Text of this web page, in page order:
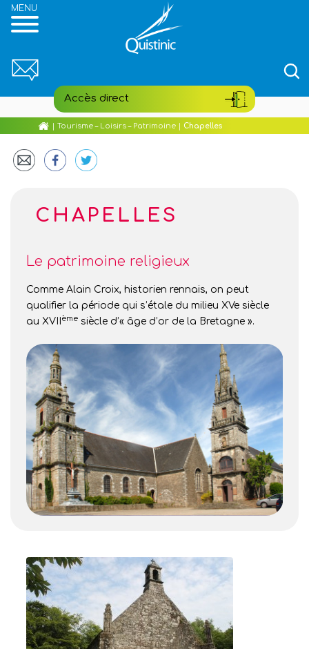
Accès direct
Médiathèque
Village de Poul-Fetan
Hébergements
pour
:
contenu
principal
Accueil Tourisme – Loisirs – Patrimoine Chapelles
CHAPELLES
Le patrimoine religieux
Comme Alain Croix, historien rennais, on peut
qualifier la période qui s’étale du milieu XVe siècle
au XVII
èmesiècle d’« âge d’or de la Bretagne ».